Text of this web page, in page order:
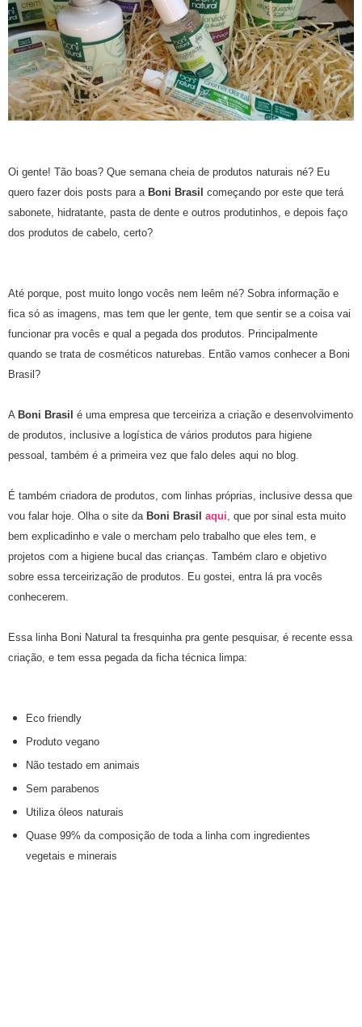
Oi gente! Tão boas? Que semana cheia de produtos naturais né? Eu
quero fazer dois posts para a Boni Brasil começando por este que terá
sabonete, hidratante, pasta de dente e outros produtinhos, e depois faço
dos produtos de cabelo, certo?
Até porque, post muito longo vocês nem leêm né? Sobra informação e
fica só as imagens, mas tem que ler gente, tem que sentir se a coisa vai
funcionar pra vocês e qual a pegada dos produtos. Principalmente
quando se trata de cosméticos naturebas. Então vamos conhecer a Boni
Brasil?
A Boni Brasil é uma empresa que terceiriza a criação e desenvolvimento
de produtos, inclusive a logística de vários produtos para higiene
pessoal, também é a primeira vez que falo deles aqui no blog.
É também criadora de produtos, com linhas próprias, inclusive dessa que
vou falar hoje. Olha o site da Boni Brasil aqui, que por sinal esta muito
bem explicadinho e vale o mercham pelo trabalho que eles tem, e
projetos com a higiene bucal das crianças. Também claro e objetivo
sobre essa terceirização de produtos. Eu gostei, entra lá pra vocês
conhecerem.
Essa linha Boni Natural ta fresquinha pra gente pesquisar, é recente essa
criação, e tem essa pegada da ficha técnica limpa:
Eco friendly
Produto vegano
Não testado em animais
Sem parabenos
Utiliza óleos naturais
Quase 99% da composição de toda a linha com ingredientes
vegetais e minerais